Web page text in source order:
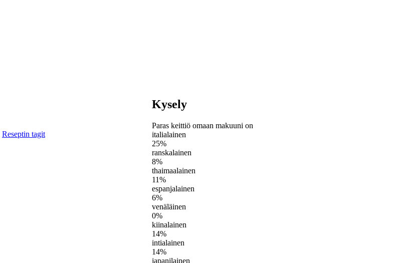
Reseptin tagit
Kysely
Paras keittiö omaan makuuni on
italialainen
25%
ranskalainen
8%
thaimaalainen
11%
espanjalainen
6%
venäläinen
0%
kiinalainen
14%
intialainen
14%
japanilainen